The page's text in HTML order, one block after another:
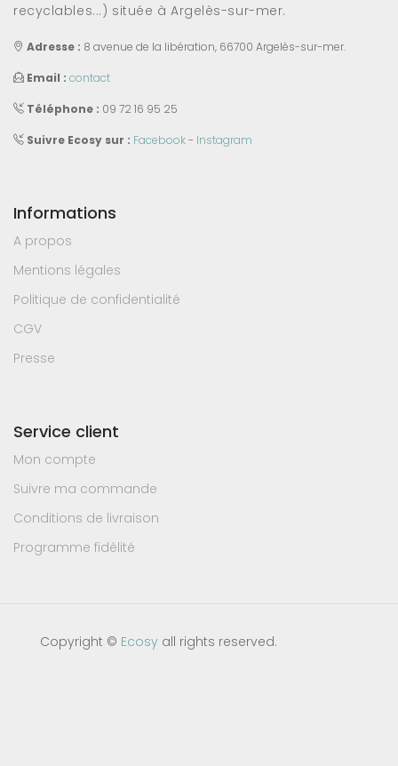
recyclables...) située à Argelès-sur-mer.
Adresse : 8 avenue de la libération, 66700 Argelès-sur-mer.
Email : contact
Téléphone : 09 72 16 95 25
Suivre Ecosy sur : Facebook- Instagram
Informations
A propos
Mentions légales
Politique de confidentialité
CGV
Presse
Service client
Mon compte
Suivre ma commande
Conditions de livraison
Programme fidélité
Copyright © Ecosy all rights reserved.